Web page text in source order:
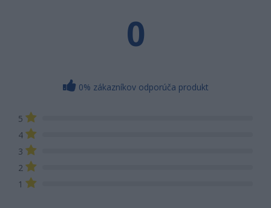
0
0% zákazníkov odporúča produkt
5
4
3
2
1